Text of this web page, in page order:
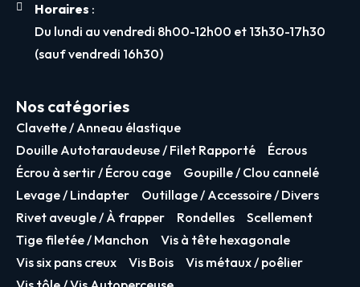
Horaires :
Du lundi au vendredi 8h00-12h00 et 13h30-17h30
(sauf vendredi 16h30)
Nos catégories
Clavette / Anneau élastique
Douille Autotaraudeuse / Filet Rapporté
Écrous
Écrou à sertir / Écrou cage
Goupille / Clou cannelé
Levage / Lindapter
Outillage / Accessoire / Divers
Rivet aveugle / À frapper
Rondelles
Scellement
Tige filetée / Manchon
Vis à tête hexagonale
Vis six pans creux
Vis Bois
Vis métaux / poêlier